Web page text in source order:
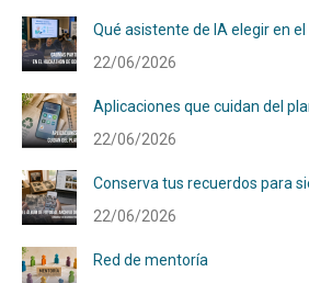
Qué asistente de IA elegir en el
22/06/2026
Aplicaciones que cuidan del
22/06/2026
Conserva tus recuerdos para
22/06/2026
Red de mentoría